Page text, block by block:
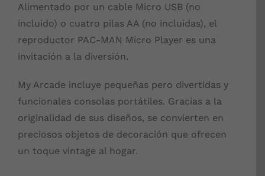
Alimentado por un cable Micro USB (no
incluido) o cuatro pilas AA (no incluidas), el
reproductor PAC-MAN Micro Player es una
invitación a la diversión.
My Arcade incluye pequeñas pero divertidas y
funcionales consolas portátiles. Gracias a la
originalidad de sus diseños, se convierten en
preciosos objetos de decoración que ofrecen
un toque vintage al hogar.